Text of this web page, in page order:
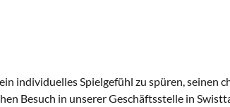
individuelles Spielgefühl zu spüren, seinen
Besuch in unserer Geschäftsstelle in